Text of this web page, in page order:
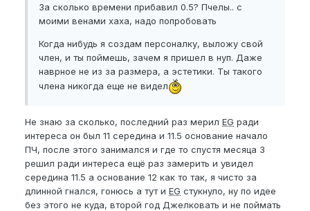
За сколько времени прибавил 0.5? Пчелы.. с
моими венами хаха, надо попробовать
Когда нибудь я создам персоналку, выложу свой
член, и ты поймешь, зачем я пришел в нуп. Даже
наврное не из за размера, а эстетики. Ты такого
члена никогда еще не видел
Не знаю за сколько, последний раз мерил EG ради
интереса он был 11 середина и 11.5 основание начало
ПЧ, после этого занимался и где то спустя месяца 3
решил ради интереса ещё раз замерить и увидел
середина 11.5 а основание 12 как то так, я чисто за
длинной гнался, гонюсь а тут и EG стукнуло, ну по идее
без этого не куда, второй год Джелковать и не поймать